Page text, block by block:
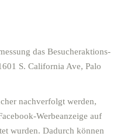
das Besucheraktions-
S. California Ave, Palo
nachverfolgt werden,
Werbeanzeige auf
wurden. Dadurch können